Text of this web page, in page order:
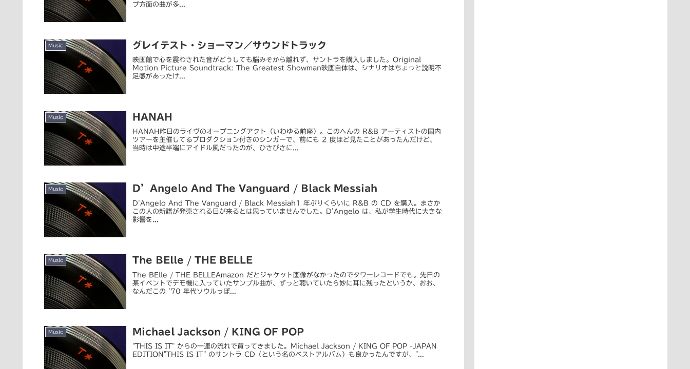
プ方面の曲が多...
Music グレイテスト・ショーマン／サウンドトラック
映画館で心を震わされた音がどうしても脳みそから離れず、サントラを購入しました。Original
Motion Picture Soundtrack: The Greatest Showman映画自体は、シナリオはちょっと説明不
足感があったけ...
Music HANAH
HANAH昨日のライヴのオープニングアクト（いわゆる前座）。このへんの R&B アーティストの国内
ツアーを主催してるプロダクション付きのシンガーで、前にも 2 度ほど見たことがあったんだけど、
当時は中途半端にアイドル風だったのが、ひさびさに...
Music D’Angelo And The Vanguard / Black Messiah
D'Angelo And The Vanguard / Black Messiah1 年ぶりくらいに R&B の CD を購入。まさか
この人の新譜が発売される日が来るとは思っていませんでした。D'Angelo は、私が学生時代に大きな
影響を...
Music The BElle / THE BELLE
The BElle / THE BELLEAmazon だとジャケット画像がなかったのでタワーレコードでも。先日の
某イベントでデモ機に入っていたサンプル曲が、ずっと聴いていたら妙に耳に残ったというか、おお、
なんだこの '70 年代ソウルっぽ...
Music Michael Jackson / KING OF POP
"THIS IS IT" からの一連の流れで買ってきました。Michael Jackson / KING OF POP -JAPAN
EDITION"THIS IS IT" のサントラ CD（という名のベストアルバム）も良かったんですが、"...